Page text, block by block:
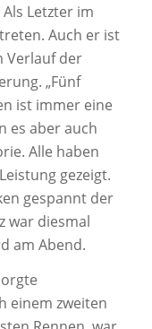
Letzter im
Auch er ist
Verlauf der
„Fünf
ist immer eine
es aber auch
Alle haben
gezeigt.
gespannt der
war diesmal
am Abend.
einem zweiten